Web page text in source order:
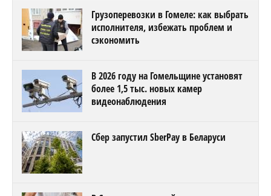
Грузоперевозки в Гомеле: как выбрать
исполнителя, избежать проблем и
сэкономить
В 2026 году на Гомельщине установят
более 1,5 тыс. новых камер
видеонаблюдения
Сбер запустил SberPay в Беларуси